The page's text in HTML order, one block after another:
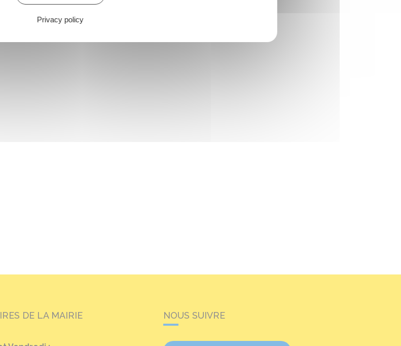
DE LA MAIRIE NOUS SUIVRE
Privacy policy